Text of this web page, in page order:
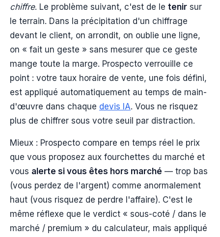
chiffre. Le problème suivant, c'est de le tenir sur
le terrain. Dans la précipitation d'un chiffrage
devant le client, on arrondit, on oublie une ligne,
on « fait un geste » sans mesurer que ce geste
mange toute la marge. Prospecto verrouille ce
point : votre taux horaire de vente, une fois défini,
est appliqué automatiquement au temps de main-
d'œuvre dans chaque devis IA. Vous ne risquez
plus de chiffrer sous votre seuil par distraction.
Mieux : Prospecto compare en temps réel le prix
que vous proposez aux fourchettes du marché et
vous alerte si vous êtes hors marché — trop bas
(vous perdez de l'argent) comme anormalement
haut (vous risquez de perdre l'affaire). C'est le
même réflexe que le verdict « sous-coté / dans le
marché / premium » du calculateur, mais appliqué